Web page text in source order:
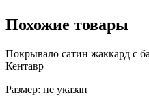
Похожие товары
Покрывало сатин жаккард с
Кентавр
Размер: не указан